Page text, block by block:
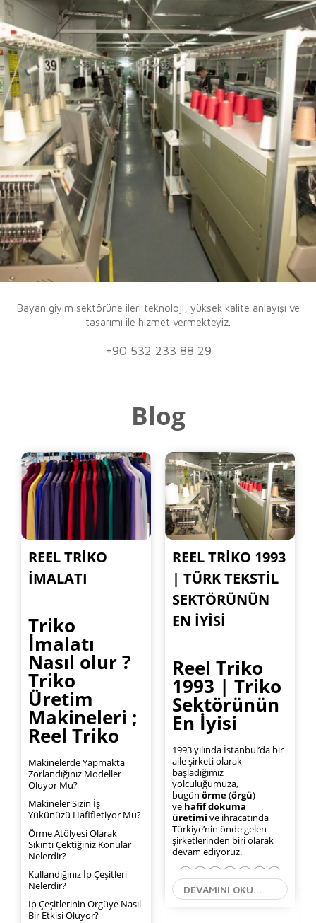
Bayan giyim sektörüne ileri teknoloji, yüksek kalite anlayışı ve
tasarımı ile hizmet vermekteyiz.
+90 532 233 88 29
Blog
REEL TRIKO
İMALATI
Triko
İmalatı
Nasıl olur ?
Triko
Üretim
Makineleri ;
Reel Triko
Makinelerde Yapmakta
Zorlandığınız Modeller
Oluyor Mu?
Makineler Sizin İş
Yükünüzü Hafifletiyor Mu?
Örme Atölyesi Olarak
Sıkıntı Çektiğiniz Konular
Nelerdir?
Kullandığınız İp Çeşitleri
Nelerdir?
İp Çeşitlerinin Örgüye Nasıl
Bir Etkisi Oluyor?
REEL TRIKO 1993
| TÜRK TEKSTIL
SEKTÖRÜNÜN
EN İYISI
Reel Triko
1993 | Triko
Sektörünün
En İyisi
1993 yılında İstanbul’da bir
aile şirketi olarak
başladığımız
yolculuğumuza,
bugün örme(örgü)
ve hafif dokuma
üretimi ve ihracatında
Türkiye’nin önde gelen
şirketlerinden biri olarak
devam ediyoruz.
DEVAMINI OKU...